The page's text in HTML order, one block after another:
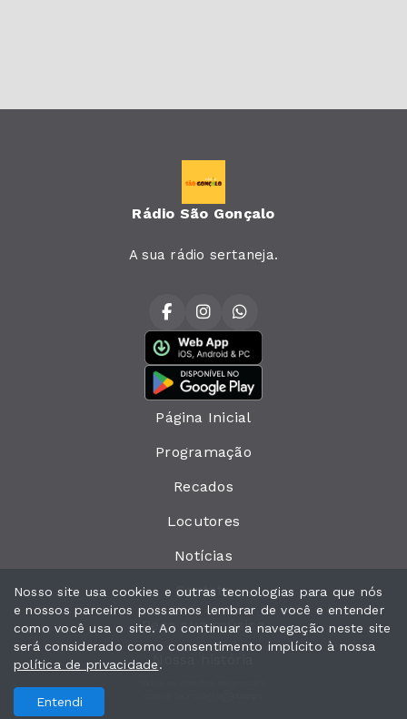
Rádio São Gonçalo
A sua rádio sertaneja.
Página Inicial
Programação
Recados
Locutores
Notícias
Contato
Peça sua música
Nossa história
Nosso site usa cookies e outras tecnologias para que nós
e nossos parceiros possamos lembrar de você e entender
como você usa o site. Ao continuar a navegação neste site
será considerado como consentimento implícito à nossa
política de privacidade.
Entendi